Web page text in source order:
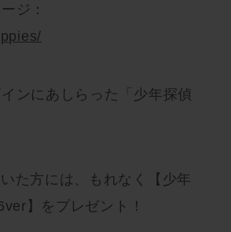
ジ：
ンにあしらった「少年探偵
た方には、もれなく【少年
】をプレゼント！